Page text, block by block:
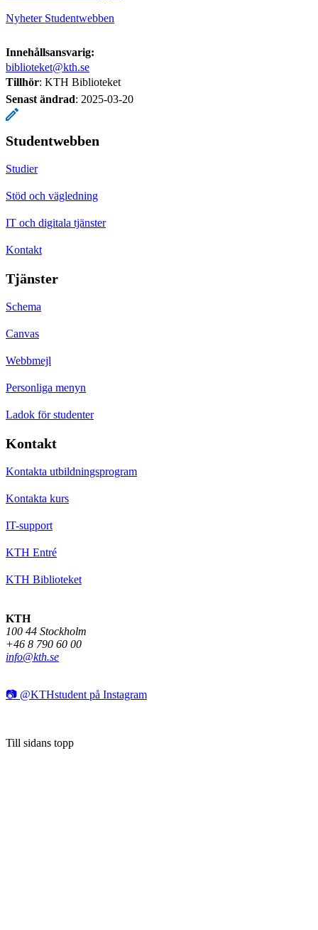
Nyheter Studentwebben
Innehållsansvarig:
biblioteket@kth.se
Tillhör: KTH Biblioteket
Senast ändrad: 2025-03-20
Studentwebben
Studier
Stöd och vägledning
IT och digitala tjänster
Kontakt
Tjänster
Schema
Canvas
Webbmejl
Personliga menyn
Ladok för studenter
Kontakt
Kontakta utbildningsprogram
Kontakta kurs
IT-support
KTH Entré
KTH Biblioteket
KTH
100 44 Stockholm
+46 8 790 60 00
info@kth.se
📷 @KTHstudent på Instagram
Till sidans topp